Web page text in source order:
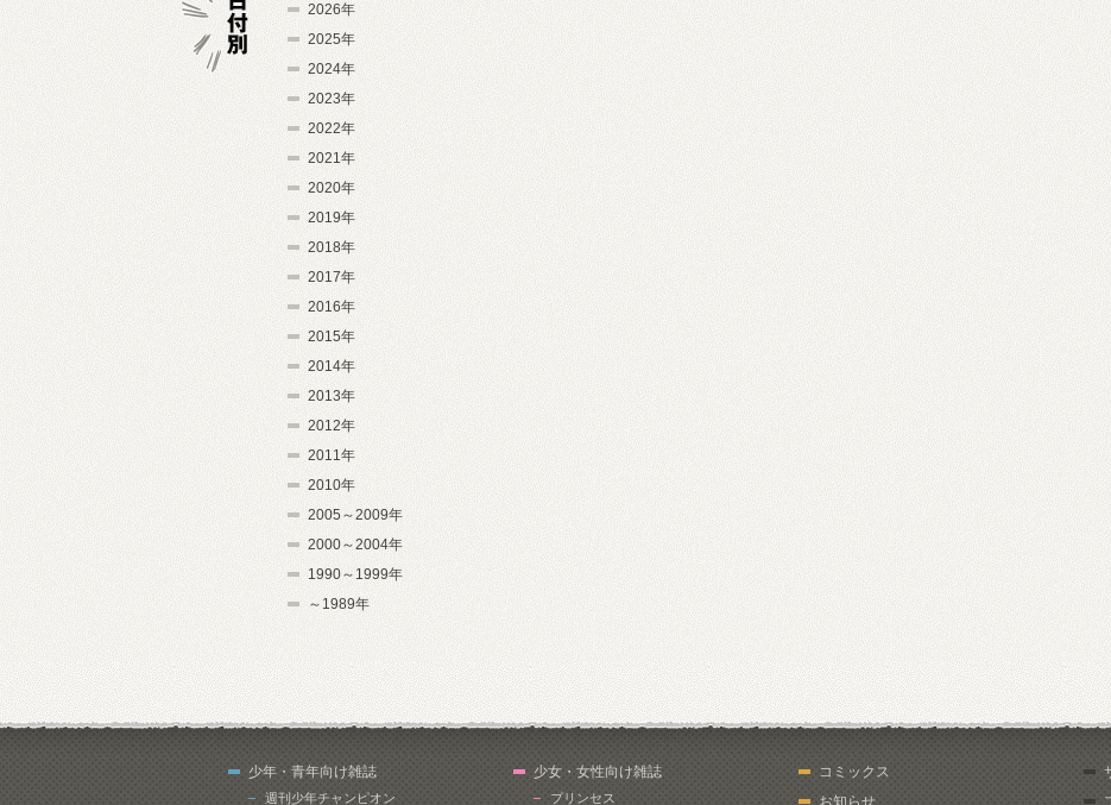
2026年
2025年
2024年
2023年
2022年
2021年
2020年
2019年
2018年
2017年
2016年
2015年
2014年
2013年
2012年
2011年
2010年
2005～2009年
2000～2004年
1990～1999年
～1989年
少年・青年向け雑誌
週刊少年チャンピオン
少女・女性向け雑誌
プリンセス
コミックス
お知らせ